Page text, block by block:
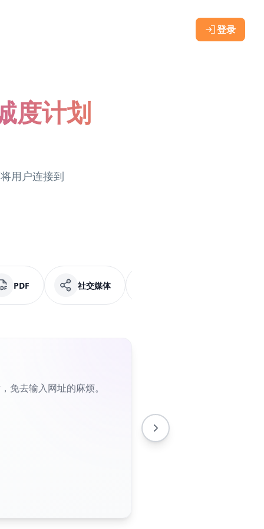
登录
度计划
用户连接到
PDF 社交媒体
免去输入网址的麻烦。